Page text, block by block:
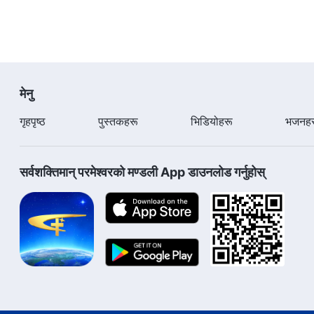
मेनु
गृहपृष्ठ पुस्तकहरू भिडियोहरू
सर्वशक्तिमान्‌ परमेश्‍वरको मण्डली App डाउनलोड गर्नुहोस्